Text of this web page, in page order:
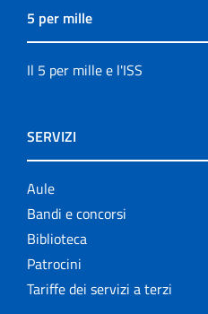
5 per mille
Il 5 per mille e l'ISS
SERVIZI
Aule
Bandi e concorsi
Biblioteca
Patrocini
Tariffe dei servizi a terzi